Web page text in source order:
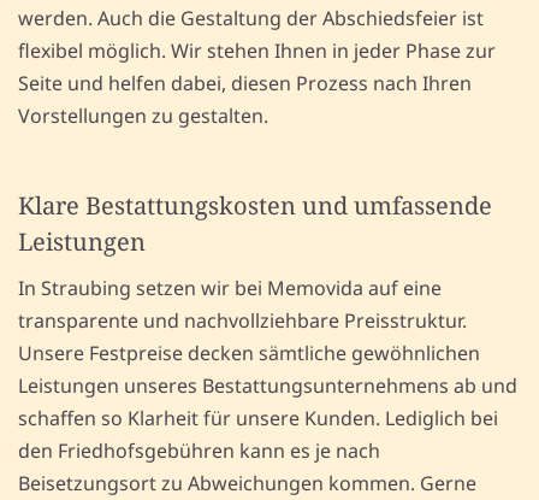
werden. Auch die Gestaltung der Abschiedsfeier ist
flexibel möglich. Wir stehen Ihnen in jeder Phase zur
Seite und helfen dabei, diesen Prozess nach Ihren
Vorstellungen zu gestalten.
Klare Bestattungskosten und umfassende
Leistungen
In Straubing setzen wir bei Memovida auf eine
transparente und nachvollziehbare Preisstruktur.
Unsere Festpreise decken sämtliche gewöhnlichen
Leistungen unseres Bestattungsunternehmens ab und
schaffen so Klarheit für unsere Kunden. Lediglich bei
den Friedhofsgebühren kann es je nach
Beisetzungsort zu Abweichungen kommen. Gerne